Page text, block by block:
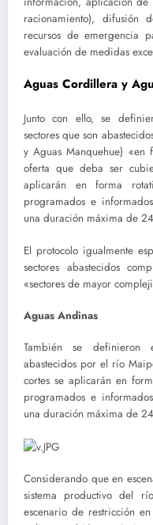
racionamiento), difusión
recursos de emergencia
evaluación de medidas
Aguas Cordillera y
Junto con ello, se
sectores que son
y Aguas Manquehue)
oferta que deba ser
aplicarán en forma
programados e
una duración máxima de
El protocolo igualmente
sectores abastecidos
«sectores de mayor
Aguas Andinas
También se definieron
abastecidos por el río
cortes se aplicarán en
programados e
una duración máxima de
Considerando que en
sistema productivo del
escenario de restricción